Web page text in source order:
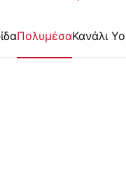
ΠολυμέσαΚανάλι